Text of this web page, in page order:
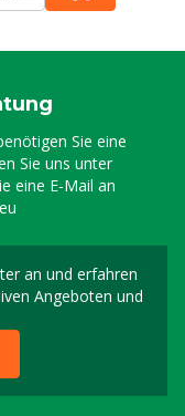
Sie eine
Sie uns unter
eine E-Mail an
an und erfahren
Angeboten und
Sie sich für